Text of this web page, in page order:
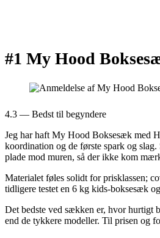
#1 My Hood
4.3 — Bedst til begyndere
Jeg har haft My Hood Boksesæk med
koordination og de første spark og
plade mod muren, så der ikke kom
Materialet føles solidt for prisklassen;
tidligere testet en 6 kg kids-boksesæk
Det bedste ved sækken er, hvor hurtigt
end de tykkere modeller. Til prisen og